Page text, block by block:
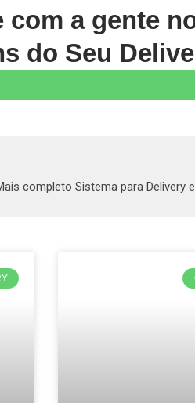
a gente
do Seu
completo Sistema para Delivery